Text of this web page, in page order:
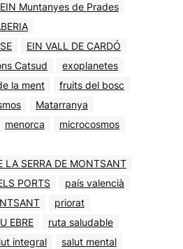
EIN Muntanyes de Prades
EIN VALL DE CARDÓ
Catsud
exoplanetes
la ment
fruits del bosc
Matarranya
menorca
microcosmos
LA SERRA DE MONTSANT
PORTS
país valencià
priorat
EBRE
ruta saludable
integral
salut mental